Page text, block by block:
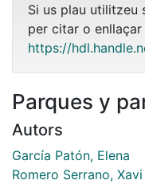
Si us plau utilitzeu
per citar o
https://
Parques y
Autors
García Patón, Elena
Romero Serrano, Xavi